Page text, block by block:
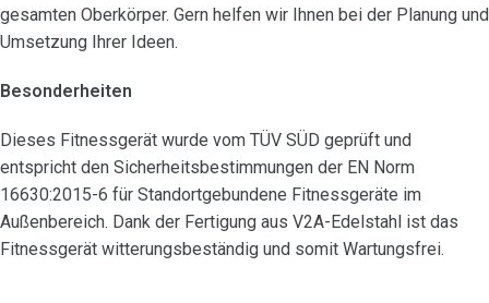
gesamten Oberkörper. Gern helfen wir Ihnen bei der Planung und
Umsetzung Ihrer Ideen.
Besonderheiten
Dieses Fitnessgerät wurde vom TÜV SÜD geprüft und
entspricht den Sicherheitsbestimmungen der EN Norm
16630:2015-6 für Standortgebundene Fitnessgeräte im
Außenbereich. Dank der Fertigung aus V2A-Edelstahl ist das
Fitnessgerät witterungsbeständig und somit Wartungsfrei.